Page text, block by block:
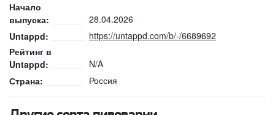
Начало
выпуска:
28.04.2026
Untappd:
https://untappd.com/b/-/6689692
Рейтинг в
Untappd:
N/A
Страна:
Россия